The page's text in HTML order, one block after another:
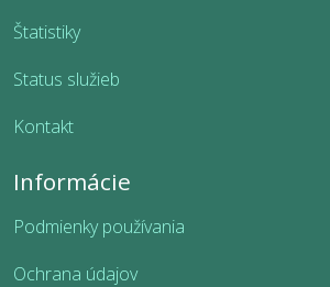
Štatistiky
Status služieb
Kontakt
Informácie
Podmienky používania
Ochrana údajov